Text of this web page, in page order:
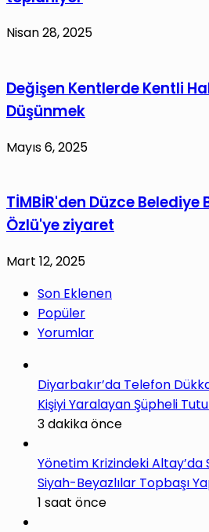
Nisan 28, 2025
Değişen Kentlerde Kentli
Düşünmek
Mayıs 6, 2025
TİMBİR'den Düzce Belediye
Özlü'ye ziyaret
Mart 12, 2025
Son Eklenen
Popüler
Yorumlar
Diyarbakır’da Telefon
Kişiyi Yaralayan Şüpheli
3 dakika önce
Yönetim Krizindeki Altay’da
Siyah-Beyazlılar Topbaşı
1 saat önce